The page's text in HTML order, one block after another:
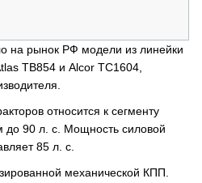
на рынок РФ модели из линейки
TB854 и Alcor TC1604,
относится к сегменту
до 90 л. с. Мощность силовой
85 л. с.
механической КПП.